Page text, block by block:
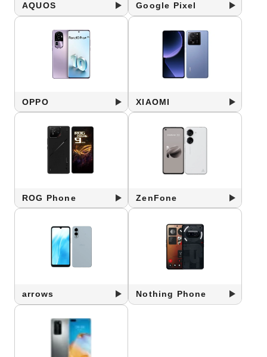
AQUOS Google Pixel
OPPO XIAOMI
ROG Phone ZenFone
arrows Nothing Phone